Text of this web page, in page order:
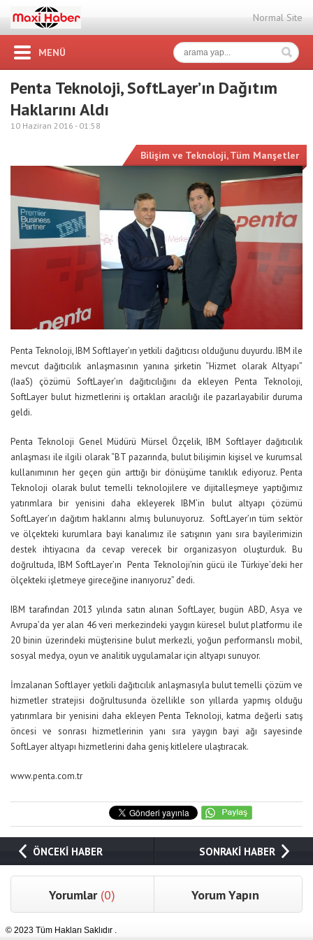
Normal Site
MENÜ
Penta Teknoloji, SoftLayer’ın Dağıtım
Haklarını Aldı
10 Haziran 2016 - 01:58
Bilişim ve Teknoloji,Tüm Manşetler
Penta Teknoloji, IBM Softlayer’ın yetkili dağıtıcısı olduğunu duyurdu. IBM ile
mevcut dağıtıcılık anlaşmasının yanına şirketin “Hizmet olarak Altyapı”
(IaaS) çözümü SoftLayer’ın dağıtıcılığını da ekleyen Penta Teknoloji,
SoftLayer bulut hizmetlerini iş ortakları aracılığı ile pazarlayabilir duruma
geldi.
Penta Teknoloji Genel Müdürü Mürsel Özçelik, IBM Softlayer dağıtıcılık
anlaşması ile ilgili olarak “BT pazarında, bulut bilişimin kişisel ve kurumsal
kullanımının her geçen gün arttığı bir dönüşüme tanıklık ediyoruz. Penta
Teknoloji olarak bulut temelli teknolojilere ve dijitalleşmeye yaptığımız
yatırımlara bir yenisini daha ekleyerek IBM’in bulut altyapı çözümü
SoftLayer’ın dağıtım haklarını almış bulunuyoruz. SoftLayer’ın tüm sektör
ve ölçekteki kurumlara bayi kanalımız ile satışının yanı sıra bayilerimizin
destek ihtiyacına da cevap verecek bir organizasyon oluşturduk. Bu
doğrultuda, IBM SoftLayer’ın Penta Teknoloji’nin gücü ile Türkiye’deki her
ölçekteki işletmeye gireceğine inanıyoruz” dedi.
IBM tarafından 2013 yılında satın alınan SoftLayer, bugün ABD, Asya ve
Avrupa’da yer alan 46 veri merkezindeki yaygın küresel bulut platformu ile
20 binin üzerindeki müşterisine bulut merkezli, yoğun performanslı mobil,
sosyal medya, oyun ve analitik uygulamalar için altyapı sunuyor.
İmzalanan Softlayer yetkili dağıtıcılık anlaşmasıyla bulut temelli çözüm ve
hizmetler stratejisi doğrultusunda özellikle son yıllarda yapmış olduğu
yatırımlara bir yenisini daha ekleyen Penta Teknoloji, katma değerli satış
öncesi ve sonrası hizmetlerinin yanı sıra yaygın bayi ağı sayesinde
SoftLayer altyapı hizmetlerini daha geniş kitlelere ulaştıracak.
www.penta.com.tr
ÖNCEKİ HABER SONRAKİ HABER
Yorumlar (0) Yorum Yapın
© 2023 Tüm Hakları Saklıdır .